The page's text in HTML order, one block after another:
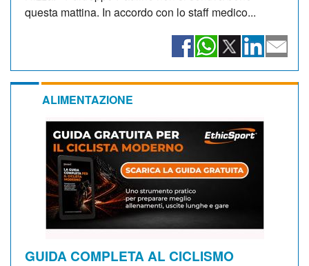
questa mattina. In accordo con lo staff medico...
ALIMENTAZIONE
GUIDA COMPLETA AL CICLISMO